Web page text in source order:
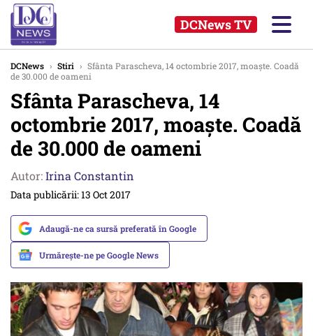
DCNews TV
DCNews › Stiri › Sfânta Parascheva, 14 octombrie 2017, moaște. Coadă
de 30.000 de oameni
Sfânta Parascheva, 14
octombrie 2017, moaște. Coadă
de 30.000 de oameni
Autor:Irina Constantin
Data publicării: 13 Oct 2017
Adaugă-ne ca sursă preferată în Google
Urmărește-ne pe Google News